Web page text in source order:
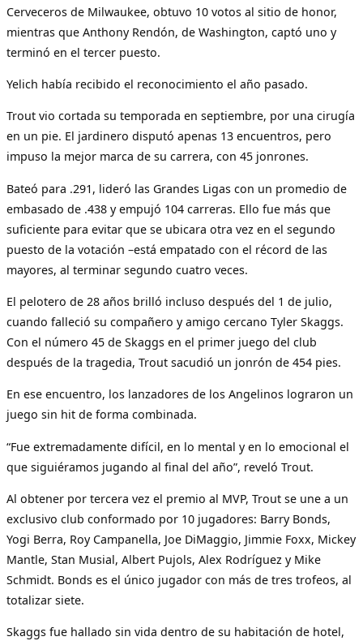
Cerveceros de Milwaukee, obtuvo 10 votos al sitio de honor,
mientras que Anthony Rendón, de Washington, captó uno y
terminó en el tercer puesto.
Yelich había recibido el reconocimiento el año pasado.
Trout vio cortada su temporada en septiembre, por una cirugía
en un pie. El jardinero disputó apenas 13 encuentros, pero
impuso la mejor marca de su carrera, con 45 jonrones.
Bateó para .291, lideró las Grandes Ligas con un promedio de
embasado de .438 y empujó 104 carreras. Ello fue más que
suficiente para evitar que se ubicara otra vez en el segundo
puesto de la votación –está empatado con el récord de las
mayores, al terminar segundo cuatro veces.
El pelotero de 28 años brilló incluso después del 1 de julio,
cuando falleció su compañero y amigo cercano Tyler Skaggs.
Con el número 45 de Skaggs en el primer juego del club
después de la tragedia, Trout sacudió un jonrón de 454 pies.
En ese encuentro, los lanzadores de los Angelinos lograron un
juego sin hit de forma combinada.
“Fue extremadamente difícil, en lo mental y en lo emocional el
que siguiéramos jugando al final del año”, reveló Trout.
Al obtener por tercera vez el premio al MVP, Trout se une a un
exclusivo club conformado por 10 jugadores: Barry Bonds,
Yogi Berra, Roy Campanella, Joe DiMaggio, Jimmie Foxx, Mickey
Mantle, Stan Musial, Albert Pujols, Alex Rodríguez y Mike
Schmidt. Bonds es el único jugador con más de tres trofeos, al
totalizar siete.
Skaggs fue hallado sin vida dentro de su habitación de hotel,